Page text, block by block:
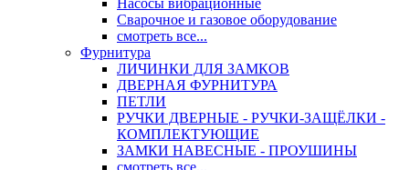
Насосы вибрационные
Сварочное и газовое оборудование
смотреть все...
Фурнитура
ЛИЧИНКИ ДЛЯ ЗАМКОВ
ДВЕРНАЯ ФУРНИТУРА
ПЕТЛИ
РУЧКИ ДВЕРНЫЕ - РУЧКИ-ЗАЩЁЛКИ -
КОМПЛЕКТУЮЩИЕ
ЗАМКИ НАВЕСНЫЕ - ПРОУШИНЫ
смотреть все...